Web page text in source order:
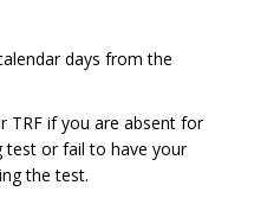
days from the
TRF if you are absent for
test or fail to have your
the test.